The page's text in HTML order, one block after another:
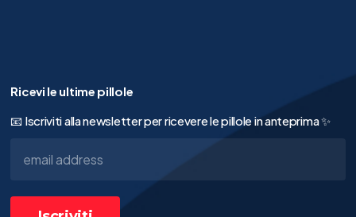
Ricevi le ultime pillole
📧 Iscriviti alla newsletter per ricevere le pillole in anteprima ✨